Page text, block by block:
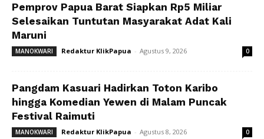
Pemprov Papua Barat Siapkan Rp5 Miliar
Selesaikan Tuntutan Masyarakat Adat Kali
Maruni
MANOKWARI Redaktur KlikPapua - Agustus 9, 2026 0
Pangdam Kasuari Hadirkan Toton Karibo
hingga Komedian Yewen di Malam Puncak
Festival Raimuti
MANOKWARI Redaktur KlikPapua - Agustus 8, 2026 0